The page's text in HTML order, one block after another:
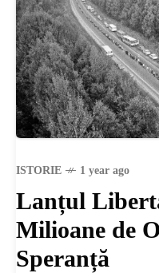
ISTORIE 1 year ago
Lanțul
Milioane de
Speranță